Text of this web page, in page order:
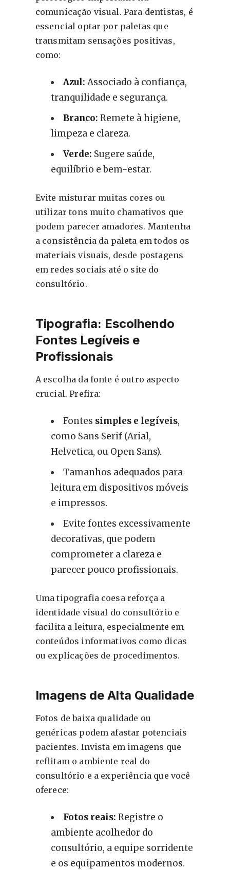
comunicação visual. Para dentistas, é
essencial optar por paletas que
transmitam sensações positivas,
como:
Azul: Associado à confiança,
tranquilidade e segurança.
Branco: Remete à higiene,
limpeza e clareza.
Verde: Sugere saúde,
equilíbrio e bem-estar.
Evite misturar muitas cores ou
utilizar tons muito chamativos que
podem parecer amadores. Mantenha
a consistência da paleta em todos os
materiais visuais, desde postagens
em redes sociais até o site do
consultório.
Tipografia: Escolhendo
Fontes Legíveis e
Profissionais
A escolha da fonte é outro aspecto
crucial. Prefira:
Fontes simples e legíveis,
como Sans Serif (Arial,
Helvetica, ou Open Sans).
Tamanhos adequados para
leitura em dispositivos móveis
e impressos.
Evite fontes excessivamente
decorativas, que podem
comprometer a clareza e
parecer pouco profissionais.
Uma tipografia coesa reforça a
identidade visual do consultório e
facilita a leitura, especialmente em
conteúdos informativos como dicas
ou explicações de procedimentos.
Imagens de Alta Qualidade
Fotos de baixa qualidade ou
genéricas podem afastar potenciais
pacientes. Invista em imagens que
reflitam o ambiente real do
consultório e a experiência que você
oferece:
Fotos reais: Registre o
ambiente acolhedor do
consultório, a equipe sorridente
e os equipamentos modernos.